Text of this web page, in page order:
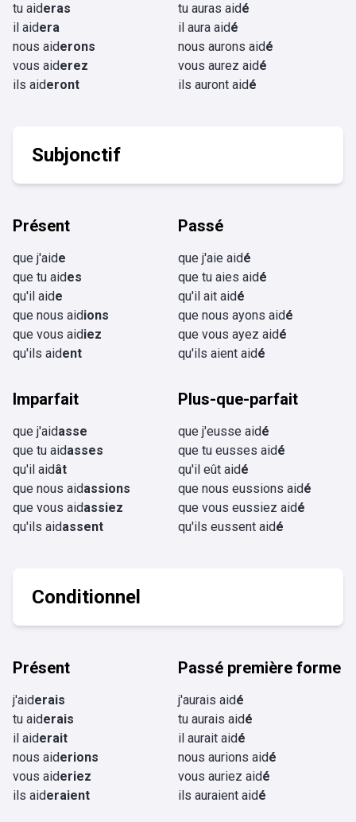
tu aideras
il aidera
nous aiderons
vous aiderez
ils aideront
tu auras aidé
il aura aidé
nous aurons aidé
vous aurez aidé
ils auront aidé
Subjonctif
Présent
que j'aide
que tu aides
qu'il aide
que nous aidions
que vous aidiez
qu'ils aident
Passé
que j'aie aidé
que tu aies aidé
qu'il ait aidé
que nous ayons aidé
que vous ayez aidé
qu'ils aient aidé
Imparfait
que j'aidasse
que tu aidasses
qu'il aidât
que nous aidassions
que vous aidassiez
qu'ils aidassent
Plus-que-parfait
que j'eusse aidé
que tu eusses aidé
qu'il eût aidé
que nous eussions aidé
que vous eussiez aidé
qu'ils eussent aidé
Conditionnel
Présent
j'aiderais
tu aiderais
il aiderait
nous aiderions
vous aideriez
ils aideraient
Passé première forme
j'aurais aidé
tu aurais aidé
il aurait aidé
nous aurions aidé
vous auriez aidé
ils auraient aidé